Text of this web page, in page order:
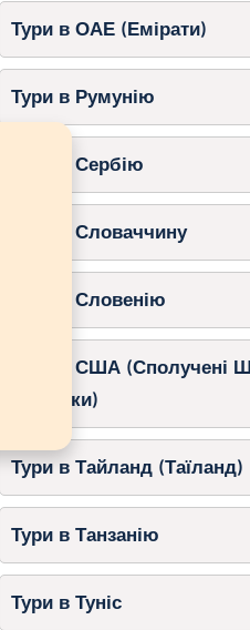
Тури в ОАЕ (Емірати)
Тури в Румунію
Тури в Сербію
Тури в Словаччину
Тури в Словенію
Тури в США (Сполучені
Америки)
Тури в Тайланд (Таїланд)
Тури в Танзанію
Тури в Туніс